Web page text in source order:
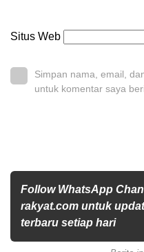
Situs Web
Simpan nama, email,
untuk komentar saya
Follow WhatsApp
rakyat.com untuk
terbaru setiap hari